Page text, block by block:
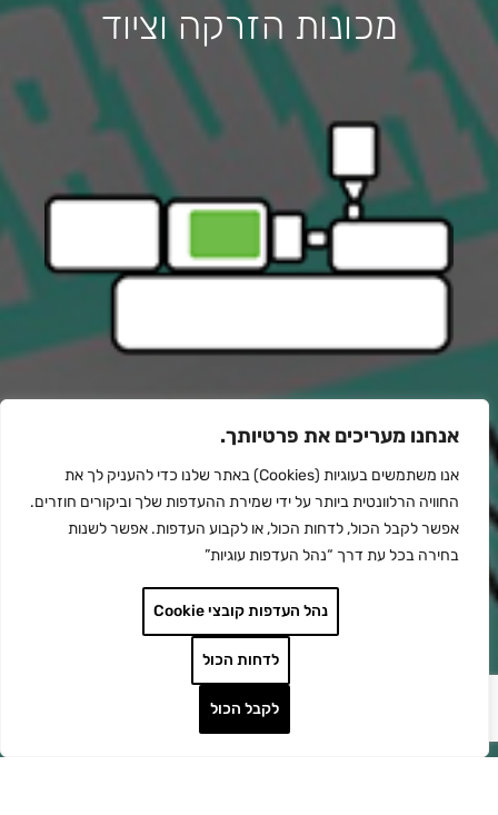
אנחנו מעריכים את פרטיותך.
אנו משתמשים בעוגיות (Cookies) באתר שלנו כדי להעניק לך את
החוויה הרלוונטית ביותר על ידי שמירת ההעדפות שלך וביקורים חוזרים.
אפשר לקבל הכול, לדחות הכול, או לקבוע העדפות. אפשר לשנות
בחירה בכל עת דרך “נהל העדפות עוגיות”
נהל העדפות קובצי Cookie
לדחות הכול
לקבל הכול
מכונות הזרקה וציוד
קרא עוד